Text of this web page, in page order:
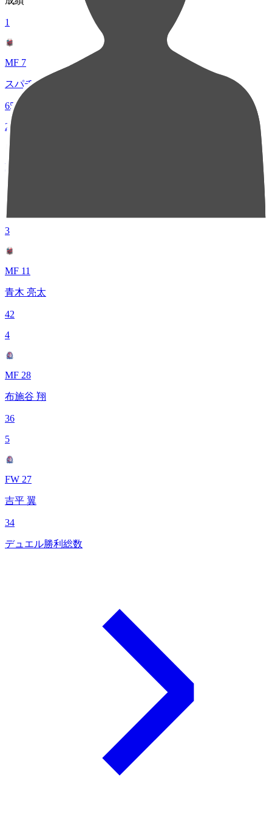
1
MF 7
スパチョーク
65
2
MF 33
近藤 友喜
50
3
MF 11
青木 亮太
42
4
MF 28
布施谷 翔
36
5
FW 27
吉平 翼
34
デュエル勝利総数